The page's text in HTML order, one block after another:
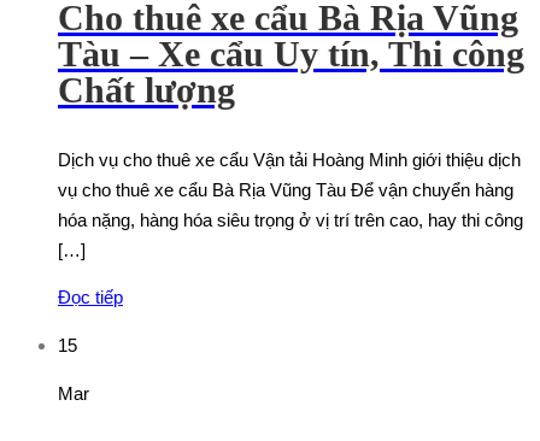
Cho thuê xe cẩu Bà Rịa Vũng
Tàu – Xe cẩu Uy tín, Thi công
Chất lượng
Dịch vụ cho thuê xe cẩu Vận tải Hoàng Minh giới thiệu dịch
vụ cho thuê xe cẩu Bà Rịa Vũng Tàu Để vận chuyển hàng
hóa nặng, hàng hóa siêu trọng ở vị trí trên cao, hay thi công
[…]
Đọc tiếp
15
Mar